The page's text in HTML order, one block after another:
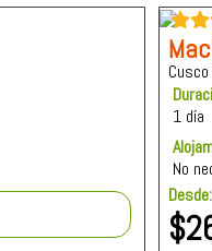
1 día
No
Desde:
$